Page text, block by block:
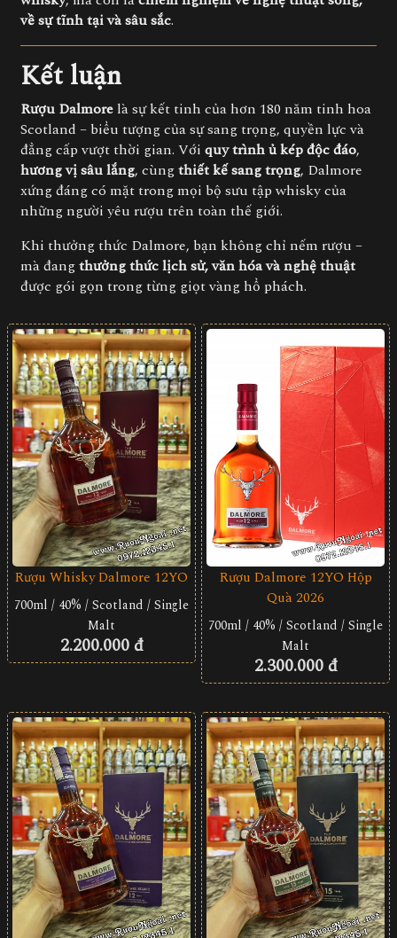
về sự tĩnh tại và sâu sắc.
Kết luận
Rượu Dalmore là sự kết tinh của hơn 180 năm tinh hoa
Scotland – biểu tượng của sự sang trọng, quyền lực và
đẳng cấp vượt thời gian. Với quy trình ủ kép độc đáo,
hương vị sâu lắng, cùngthiết kế sang trọng, Dalmore
xứng đáng có mặt trong mọi bộ sưu tập whisky của
những người yêu rượu trên toàn thế giới.
Khi thưởng thức Dalmore, bạn không chỉ nếm rượu –
mà đangthưởng thức lịch sử, văn hóa và nghệ thuật
được gói gọn trong từng giọt vàng hổ phách.
Rượu Whisky Dalmore 12YO
700ml / 40% / Scotland / Single
Malt
2.200.000 đ
Rượu Dalmore 12YO Hộp
Quà 2026
700ml / 40% / Scotland / Single
Malt
2.300.000 đ